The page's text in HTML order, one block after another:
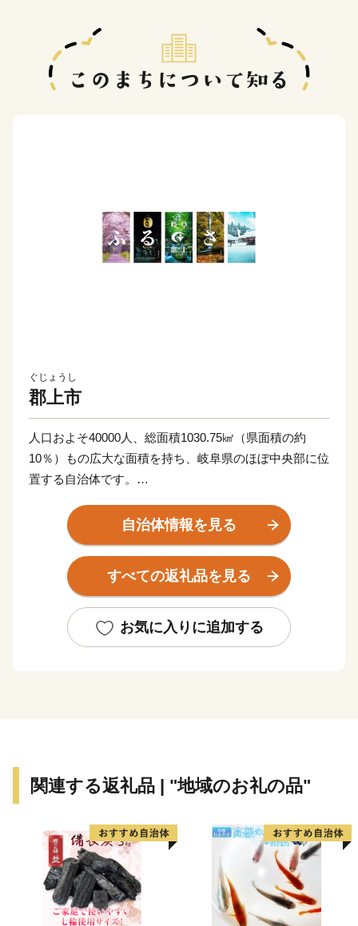
ぐじょうし
郡上市
人口およそ40000人、総面積1030.75㎢（県面積の約
10％）もの広大な面積を持ち、岐阜県のほぼ中央部に位
置する自治体です。
豊かな自然と調和した生活のもと、郡上鮎や明宝ハムな
どの美味しい食べ物、ラフティングやスキー、スノーボ
ードといったアウトドアスポーツ、郡上おどりや白鳥お
どりに代表される伝統文化を堪能することができます。
郡上八幡城を戴く水と踊りの城下町、八幡町。
る、明宝。
町。
個性豊かな七郷(ななさと)が、あなたをお待ちしていま
す。
まずは返礼品で郡上の魅力をお楽しみいただき、その上
自治体情報を見る
すべての返礼品を見る
お気に入りに追加する
関連する返礼品 | "地域のお礼の品"